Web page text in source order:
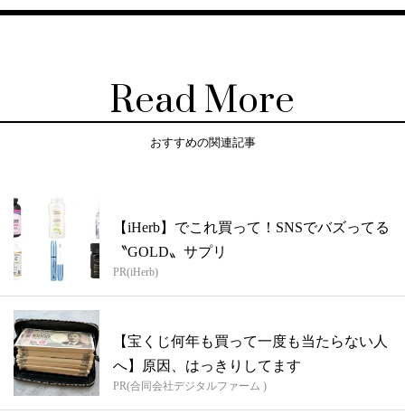
Read More
おすすめの関連記事
【iHerb】でこれ買って！SNSでバズってる
〝GOLD〟サプリ
PR(iHerb)
【宝くじ何年も買って一度も当たらない人
へ】原因、はっきりしてます
PR(合同会社デジタルファーム )